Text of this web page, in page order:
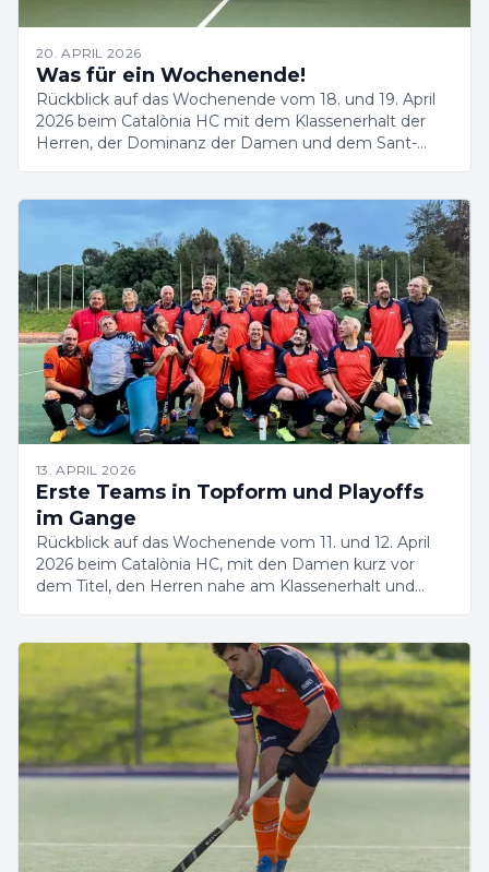
20. APRIL 2026
Was für ein Wochenende!
Rückblick auf das Wochenende vom 18. und 19. April
2026 beim Catalònia HC mit dem Klassenerhalt der
Herren, der Dominanz der Damen und dem Sant-
13. APRIL 2026
Erste Teams in Topform und Playoffs
im Gange
Rückblick auf das Wochenende vom 11. und 12. April
2026 beim Catalònia HC, mit den Damen kurz vor
dem Titel, den Herren nahe am Klassenerhalt und